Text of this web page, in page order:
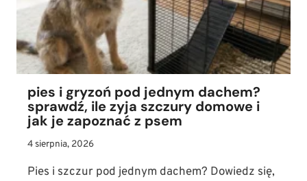
ZASADY
ŻYWIENIA
BARF)
pies i gryzoń pod jednym dachem?
sprawdź, ile zyja szczury domowe i
jak je zapoznać z psem
4 sierpnia, 2026
Pies i szczur pod jednym dachem? Dowiedz się,